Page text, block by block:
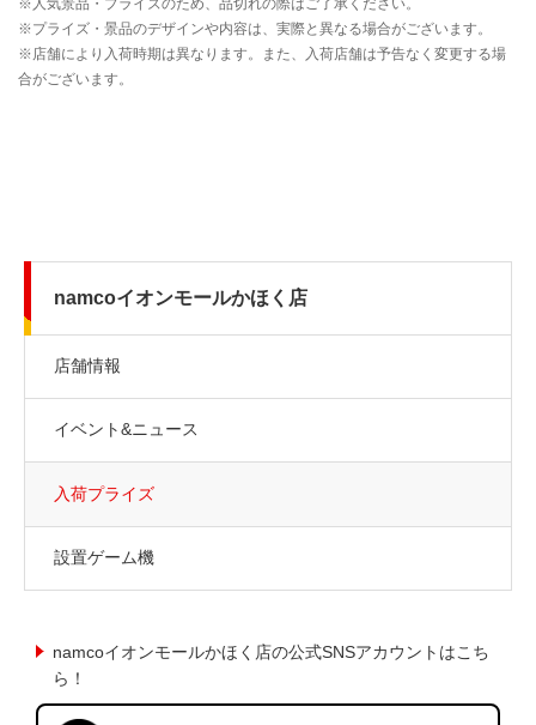
namcoイオンモールかほく店
店舗情報
イベント&ニュース
入荷プライズ
設置ゲーム機
namcoイオンモールかほく店の公式SNSアカウントはこち
ら！